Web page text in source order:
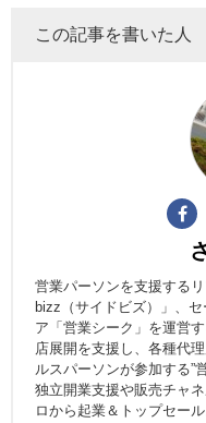
この記事を書いた人
営業パーソンを支援する
bizz（サイドビズ）」、
ア「営業シーク」を運営
店展開を支援し、各種代
ルスパーソンが参加する”
独立開業支援や販売チャ
ロから起業＆トップセー